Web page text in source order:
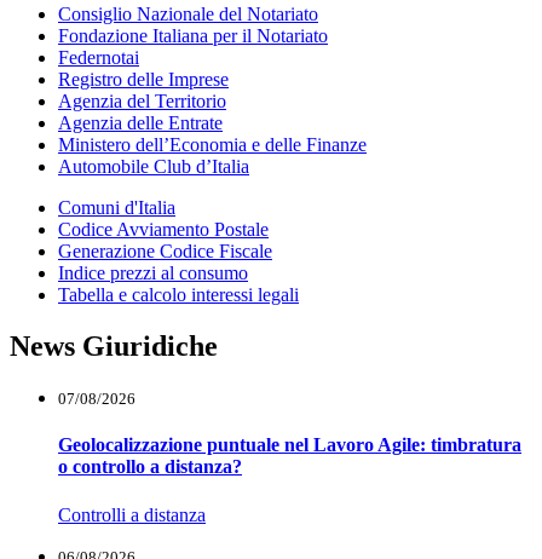
Consiglio Nazionale del Notariato
Fondazione Italiana per il Notariato
Federnotai
Registro delle Imprese
Agenzia del Territorio
Agenzia delle Entrate
Ministero dell’Economia e delle Finanze
Automobile Club d’Italia
Comuni d'Italia
Codice Avviamento Postale
Generazione Codice Fiscale
Indice prezzi al consumo
Tabella e calcolo interessi legali
News Giuridiche
07/08/2026
Geolocalizzazione puntuale nel Lavoro Agile: timbratura
o controllo a distanza?
Controlli a distanza